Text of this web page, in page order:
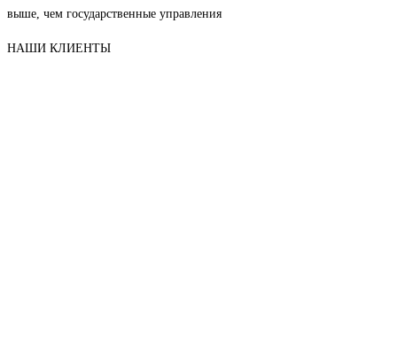
выше, чем государственные управления
НАШИ КЛИЕНТЫ